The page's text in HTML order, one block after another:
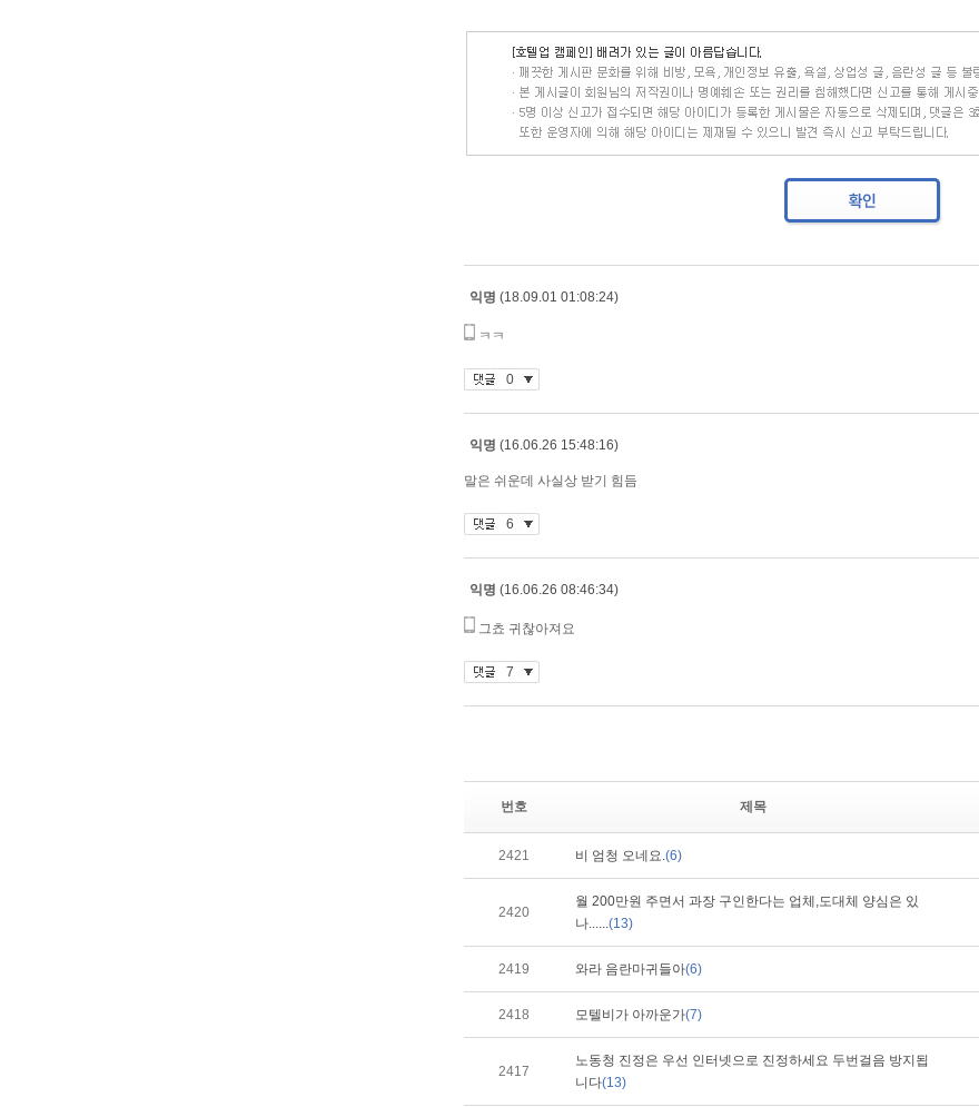
번호 제목
2421 비 엄청 오네요.(6)
2420
월 200만원 주면서 과장 구인한다는 업체,도대체 양심은 있
나......(13)
2419 와라 음란마귀들아(6)
2418 모텔비가 아까운가(7)
2417
노동청 진정은 우선 인터넷으로 진정하세요 두번걸음 방지됩
니다(13)